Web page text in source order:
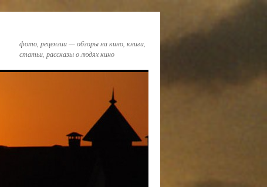
фото, рецензии — обзоры на кино, книги,
статьи, рассказы о людях кино